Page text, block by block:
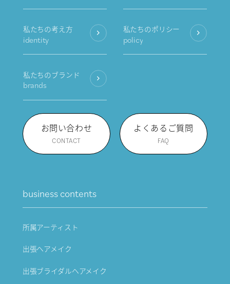
私たちの考え方
identity
私たちのポリシー
policy
私たちのブランド
brands
お問い合わせ
CONTACT
よくあるご質問
FAQ
business contents
所属アーティスト
出張ヘアメイク
出張ブライダルヘアメイク